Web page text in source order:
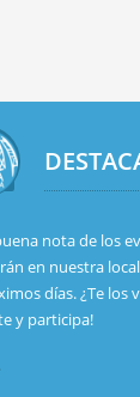
nota de los
en nuestra
días. ¿Te los
y participa!